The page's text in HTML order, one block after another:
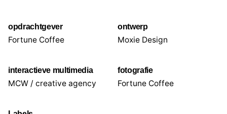
opdrachtgever
Fortune Coffee
ontwerp
Moxie Design
interactieve multimedia
MCW / creative agency
fotografie
Fortune Coffee